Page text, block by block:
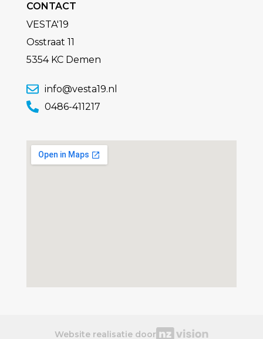
CONTACT
VESTA'19
Osstraat 11
5354 KC Demen
info@vesta19.nl
0486-411217
Website realisatie door